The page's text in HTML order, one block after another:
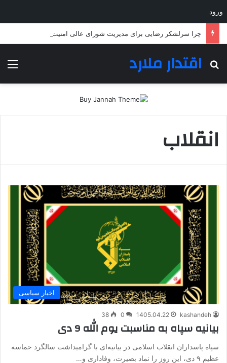
ورود
اقتدار ملارد
جستجو برای
انقلاب
اخبار سیاسی
kashandeh
1405.04.22
0
38
بیانیه سپاه به مناسبت یوم الله 9 دی
سپاه پاسداران انقلاب اسلامی در بیانیه‌ای با گرامیداشت سالگرد حماسه
عظیم ۹ دی، این روز را نماد بصیرت، وفاداری و…